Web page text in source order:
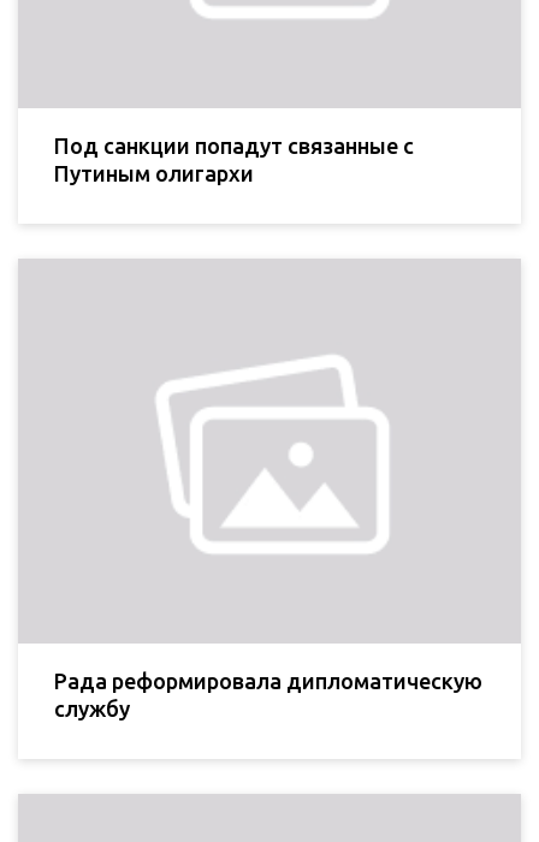
Под санкции попадут связанные с
Путиным олигархи
Рада реформировала дипломатическую
службу